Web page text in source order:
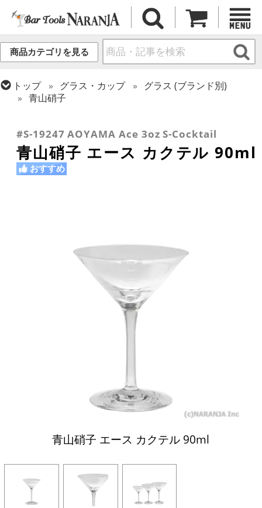
商品カテゴリを見る
トップ グラス・カップ
グラス (ブランド別)
青山硝子
カクテルグラス (~139ml)
#S-19247 AOYAMA Ace 3oz S-Cocktail
青山硝子 エース カクテル 90ml
おすすめ
青山硝子 エース カクテル 90ml